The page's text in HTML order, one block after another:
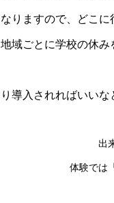
りますので、どこに
域ごとに学校の休
導入されればいいな
出
体験では